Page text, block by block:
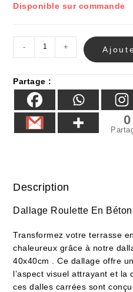
Disponible sur commande
- +
Partage :
0
Description
Dallage Roulette En
Transformez votre terrasse
chaleureux grâce à notre
40x40cm . Ce dallage offre
l’aspect visuel attrayant et
ces dalles carrées sont